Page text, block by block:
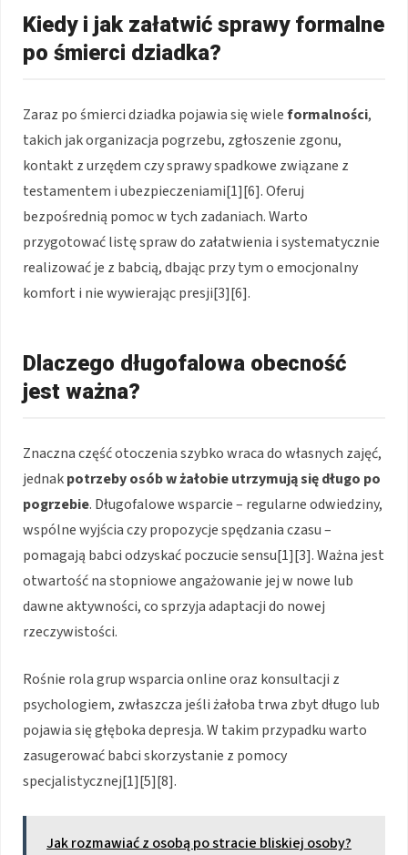
Kiedy i jak załatwić sprawy formalne
po śmierci dziadka?
Zaraz po śmierci dziadka pojawia się wieleformalności,
takich jak organizacja pogrzebu, zgłoszenie zgonu,
kontakt z urzędem czy sprawy spadkowe związane z
testamentem i ubezpieczeniami[1][6]. Oferuj
bezpośrednią pomoc w tych zadaniach. Warto
przygotować listę spraw do załatwienia i systematycznie
realizować je z babcią, dbając przy tym o emocjonalny
komfort i nie wywierając presji[3][6].
Dlaczego długofalowa obecność
jest ważna?
Znaczna część otoczenia szybko wraca do własnych zajęć,
jednakpotrzeby osób w żałobie utrzymują się długo po
pogrzebie. Długofalowe wsparcie – regularne odwiedziny,
wspólne wyjścia czy propozycje spędzania czasu –
pomagają babci odzyskać poczucie sensu[1][3]. Ważna jest
otwartość na stopniowe angażowanie jej w nowe lub
dawne aktywności, co sprzyja adaptacji do nowej
rzeczywistości.
Rośnie rola grup wsparcia online oraz konsultacji z
psychologiem, zwłaszcza jeśli żałoba trwa zbyt długo lub
pojawia się głęboka depresja. W takim przypadku warto
zasugerować babci skorzystanie z pomocy
specjalistycznej[1][5][8].
Jak rozmawiać z osobą po stracie bliskiej osoby?